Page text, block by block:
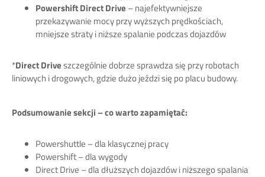
Powershift Direct Drive – najefektywniejsze
przekazywanie mocy przy wyższych prędkościach,
mniejsze straty i niższe spalanie podczas dojazdów
*Direct Driveszczególnie dobrze sprawdza się przy robotach
liniowych i drogowych, gdzie dużo jeździ się po placu budowy.
Podsumowanie sekcji – co warto zapamiętać:
Powershuttle – dla klasycznej pracy
Powershift – dla wygody
Direct Drive – dla dłuższych dojazdów i niższego spalania